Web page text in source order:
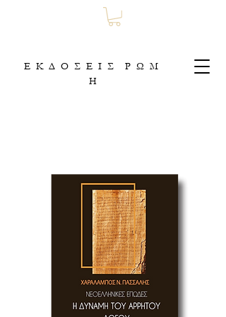
Ε Κ Δ Ο Σ Ε Ι Σ Ρ Ω Μ
Η